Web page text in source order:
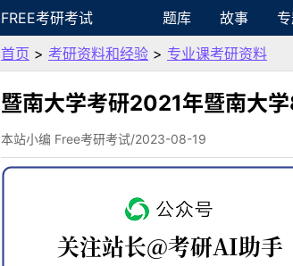
FREE考研考试 题库 故事
首页 > 考研资料和经验 > 专业课考研资料
暨南大学考研2021年暨南大
本站小编 Free考研考试/2023-08-19